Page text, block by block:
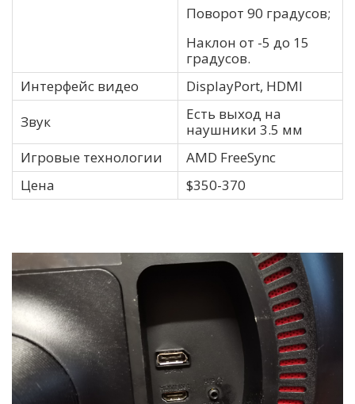
Поворот 90 градусов;
Наклон от -5 до 15
градусов.
Интерфейс видео
DisplayPort, HDMI
Звук
Есть выход на
наушники 3.5 мм
Игровые технологии
AMD FreeSync
Цена
$350-370